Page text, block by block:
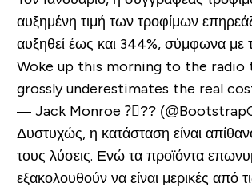
αυξημένη τιμή των τροφίμων
αυξηθεί έως και 344%, σύμφωνα με
Woke up this morning to the
grossly underestimates the real
— Jack Monroe ?️‍⚧️?️‍?
Δυστυχώς, η κατάσταση είναι
τους λύσεις. Ενώ τα προϊόντα
εξακολουθούν να είναι μερικές από